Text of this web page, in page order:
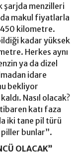
şarjda menzilleri
makul fiyatlarla
kilometre.
kadar yüksek
Herkes aynı
ya da dizel
idare
bekliyor
Nasıl olacak?
katı faza
iki tane pil türü
bunlar”.
OLACAK”